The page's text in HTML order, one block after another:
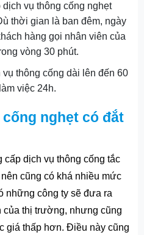
vụ thông cống nghẹt
thời gian là ban đêm, ngày
hàng gọi nhân viên của
vòng 30 phút.
thông cống dài lên đến 60
việc 24h.
nghẹt có đắt
cấp dịch vụ thông cống tắc
cũng có khá nhiều mức
những công ty sẽ đưa ra
thị trường, nhưng cũng
giá thấp hơn. Điều này cũng